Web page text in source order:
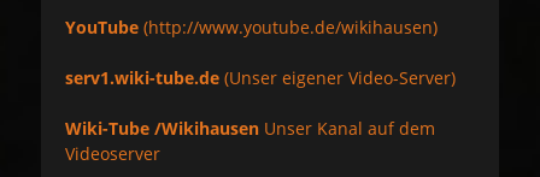
YouTube (http://www.youtube.de/wikihausen)
serv1.wiki-tube.de (Unser eigener Video-Server)
Wiki-Tube /Wikihausen Unser Kanal auf dem
Videoserver